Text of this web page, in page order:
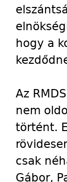
hogy a
Az
nem
történt.
csak
Gábor,